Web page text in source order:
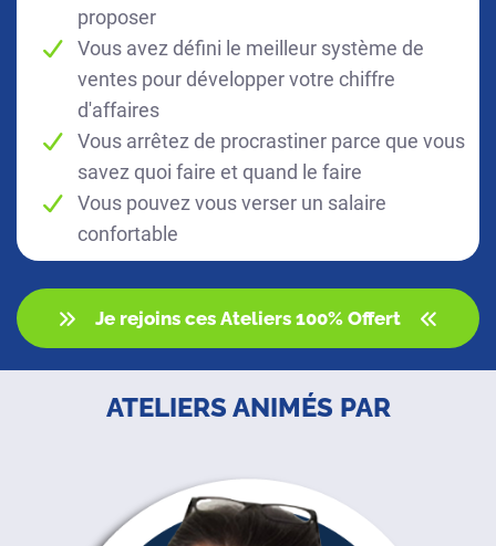
proposer
Vous avez défini le meilleur système de
ventes pour développer votre chiffre
d'affaires
Vous arrêtez de procrastiner parce que vous
savez quoi faire et quand le faire
Vous pouvez vous verser un salaire
confortable
Je rejoins ces Ateliers 100% Offert
ATELIERS ANIMÉS PAR